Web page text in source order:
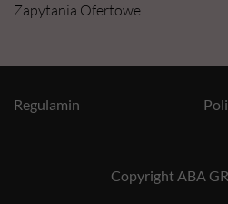
Zapytania Ofertowe
Copyright ABA
Regulamin